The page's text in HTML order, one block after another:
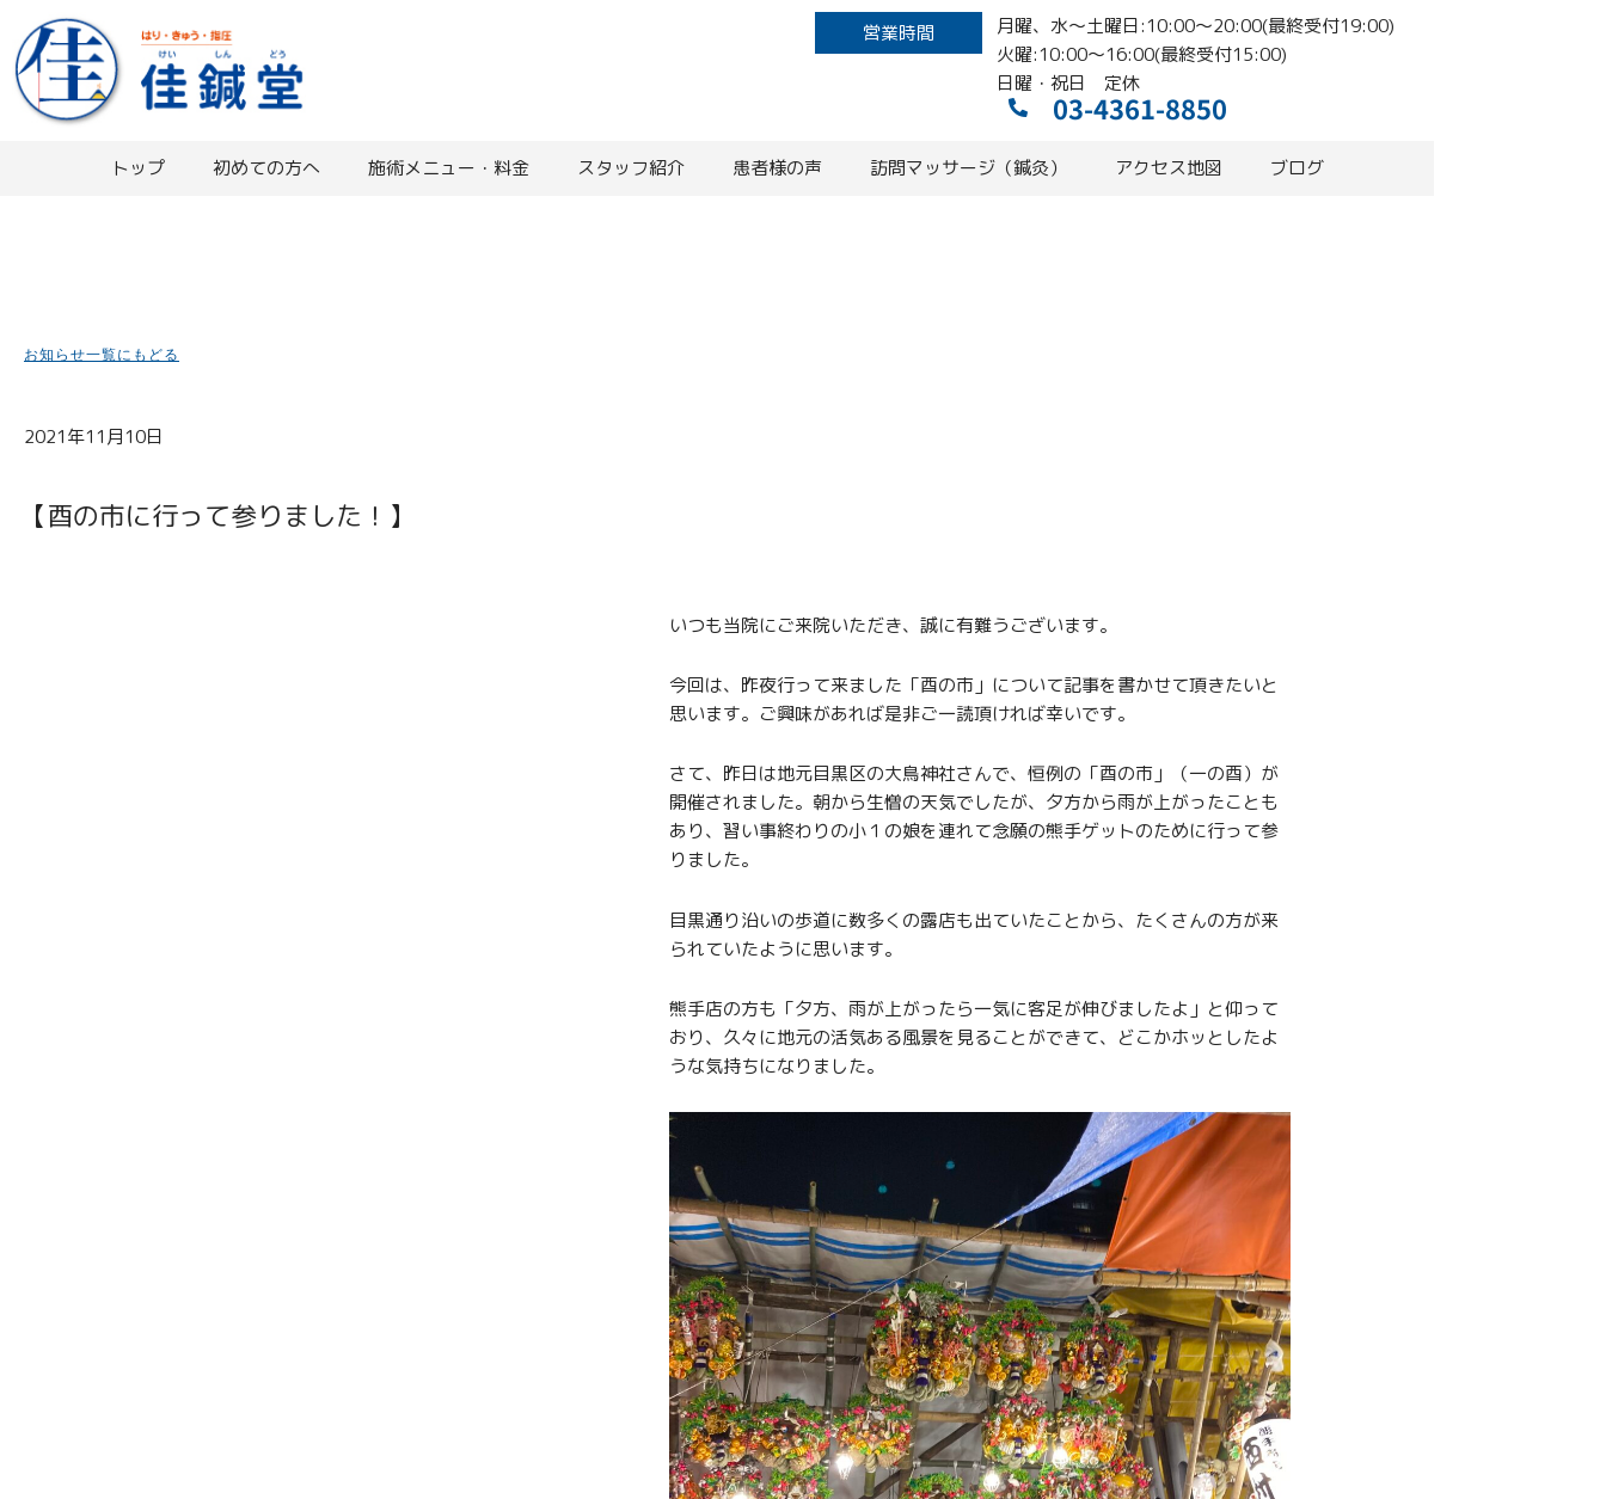
を
営業時間
月曜、水〜土曜日:10:00〜20:00(最終受付19:00)
火曜:10:00〜16:00(最終受付15:00)
日曜・祝日 定休
03-4361-8850
トップ 初めての方へ 施術メニュー・料金 スタッフ紹介 患者様の声 訪問マッサージ（鍼灸） アクセス地図 ブログ
お知らせ一覧にもどる
2021年11月10日
【酉の市に行って参りました！】
いつも当院にご来院いただき、誠に有難うございます。
今回は、昨夜行って来ました「酉の市」について記事を書かせて頂きたいと
思います。ご興味があれば是非ご一読頂ければ幸いです。
さて、昨日は地元目黒区の大鳥神社さんで、恒例の「酉の市」（一の酉）が
開催されました。朝から生憎の天気でしたが、夕方から雨が上がったことも
あり、習い事終わりの小１の娘を連れて念願の熊手ゲットのために行って参
りました。
目黒通り沿いの歩道に数多くの露店も出ていたことから、たくさんの方が来
られていたように思います。
熊手店の方も「夕方、雨が上がったら一気に客足が伸びましたよ」と仰って
おり、久々に地元の活気ある風景を見ることができて、どこかホッとしたよ
うな気持ちになりました。